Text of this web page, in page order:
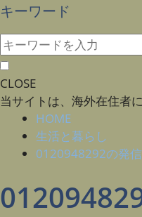
キーワード
CLOSE
当サイトは、海外在住者
HOME
生活と暮らし
0120948292の発